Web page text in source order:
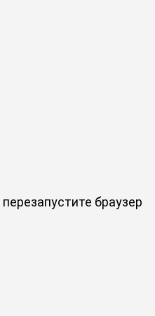
браузер